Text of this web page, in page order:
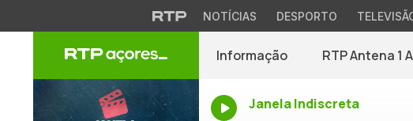
NOTÍCIAS DESPORTO
Informação RTP Antena 1
Janela Indiscreta